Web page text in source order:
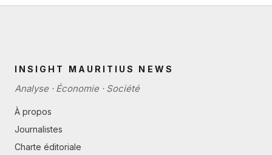
INSIGHT MAURITIUS NEWS
Analyse · Économie · Société
À propos
Journalistes
Charte éditoriale